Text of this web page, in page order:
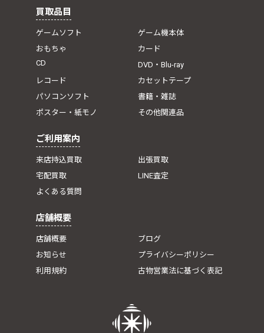
買取品目
ゲームソフト
ゲーム機本体
おもちゃ
カード
CD
DVD・Blu-ray
レコード
カセットテープ
パソコンソフト
書籍・雑誌
ポスター・紙モノ
その他関連品
ご利用案内
来店持込買取
出張買取
宅配買取
LINE査定
よくある質問
店舗概要
店舗概要
ブログ
お知らせ
プライバシーポリシー
利用規約
古物営業法に基づく表記